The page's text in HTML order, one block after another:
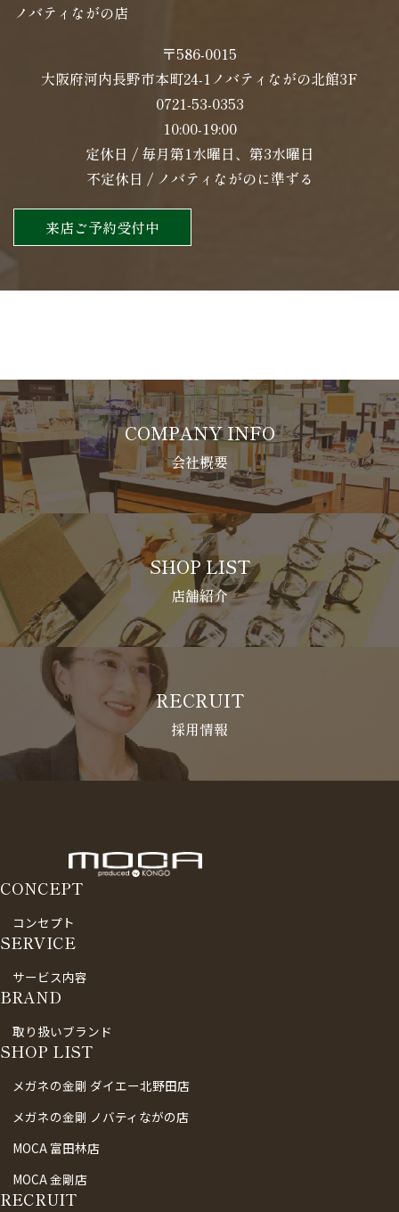
ノバティながの店
〒586-0015
大阪府河内長野市本町24-1ノバティながの北館3F
0721-53-0353
10:00-19:00
定休日 / 毎月第1水曜日、第3水曜日
不定休日 / ノバティながのに準ずる
来店ご予約受付中
COMPANY INFO
会社概要
SHOP LIST
店舗紹介
RECRUIT
採用情報
CONCEPT
コンセプト
SERVICE
サービス内容
BRAND
取り扱いブランド
SHOP LIST
メガネの金剛 ダイエー北野田店
メガネの金剛 ノバティながの店
MOCA 富田林店
MOCA 金剛店
RECRUIT